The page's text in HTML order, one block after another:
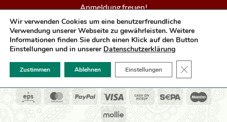
Anmeldung freuen!
ZUR ANMELDUNG
Alle Preise incl. MwSt,zzgl. Versandkosten
Impressum
Copyright © shaktispirit.at 2026
MasterCardPayPal Visa
Cash
on
Sepa
Mollie
Wir verwenden Cookies um eine benutzerfreundliche
Verwendung unserer Webseite zu gewährleisten. Weitere
Informationen finden Sie durch einen Klick auf den Button
Einstellungen und in unserer Datenschutzerklärung
Zustimmen Ablehnen Einstellungen GDPR